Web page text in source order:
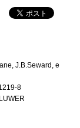
J.B.Seward, e
8